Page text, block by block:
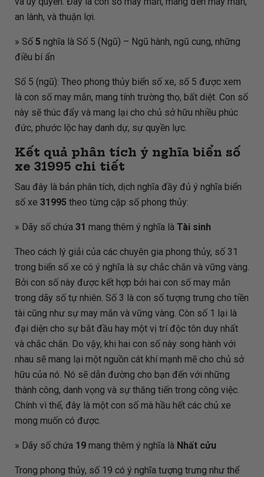
an lành, và thuận lợi.
» Số 5 nghĩa là Số 5 (Ngũ) – Ngũ hành, ngũ cung, những
điều bí ẩn
Số 5 (ngũ): Theo phong thủy biển số xe, số 5 được xem
là con số may mắn, mang tính trường thọ, bất diệt. Con số
này sẽ thúc đẩy và mang lại cho chủ sở hữu nhiều phúc
đức, phước lộc hay danh dự, sự quyền lực.
Kết quả phân tích ý nghĩa biển số
xe 31995 chi tiết
Sau đây là bản phân tích, dịch nghĩa đầy đủ ý nghĩa biển
số xe 31995 theo từng cặp số phong thủy:
» Dãy số chứa 31 mang thêm ý nghĩa là Tài sinh
Theo cách lý giải của các chuyên gia phong thủy, số 31
trong biển số xe có ý nghĩa là sự chắc chắn và vững vàng.
Bởi con số này được kết hợp bởi hai con số may mắn
trong dãy số tự nhiên. Số 3 là con số tượng trưng cho tiền
tài cũng như sự may mắn và vững vàng. Còn số 1 lại là
đại diện cho sự bắt đầu hay một vị trí độc tôn duy nhất
và chắc chắn. Do vậy, khi hai con số này song hành với
nhau sẽ mang lại một nguồn cát khí mạnh mẽ cho chủ sở
hữu của nó. Nó sẽ dẫn đường cho bạn đến với những
thành công, danh vọng và sự thăng tiến trong công việc.
Chính vì thế, đây là một con số mà hầu hết các chủ xe
mong muốn có được.
» Dãy số chứa 19mang thêm ý nghĩa là Nhất cửu
Trong phong thủy, số 19 có ý nghĩa tượng trưng như thể